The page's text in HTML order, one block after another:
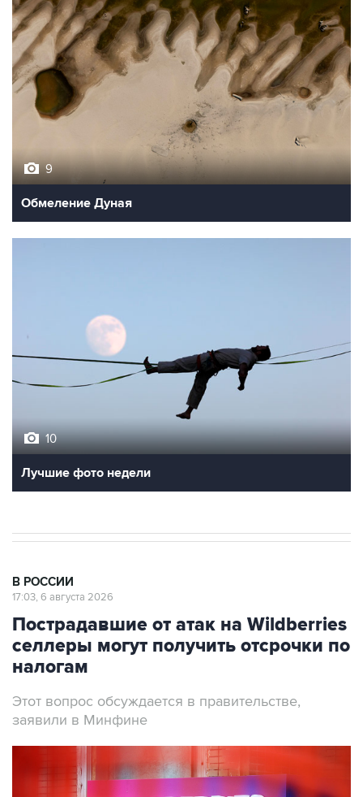
9
Обмеление Дуная
10
Лучшие фото недели
В РОССИИ
17:03, 6 августа 2026
Пострадавшие от атак на Wildberries
селлеры могут получить отсрочки по
налогам
Этот вопрос обсуждается в правительстве,
заявили в Минфине